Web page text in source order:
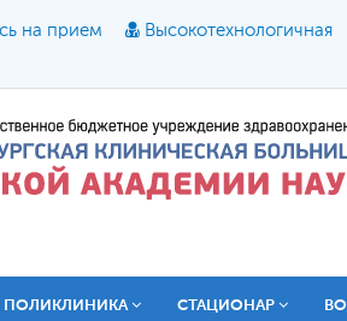
на прием
Высокотехнологичная
Размер шрифта: A A
Текст:
ПОЛИКЛИНИКА СТАЦИОНАР